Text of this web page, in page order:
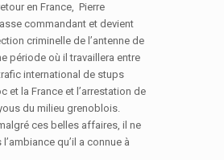
en France, Pierre
commandant et devient
criminelle de l’antenne de
période où il travaillera entre
international de stups
et la France et l’arrestation de
du milieu grenoblois.
ces belles affaires, il ne
qu’il a connue à